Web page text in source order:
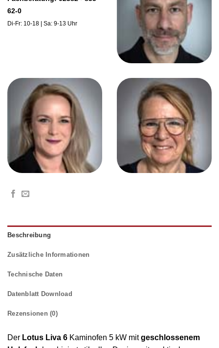
62-0
Di-Fr: 10-18 | Sa: 9-13 Uhr
Beschreibung
Zusätzliche Informationen
Technische Daten
Datenblatt Download
Rezensionen (0)
Der Lotus Liva 6 Kaminofen 5 kW mitgeschlossenem